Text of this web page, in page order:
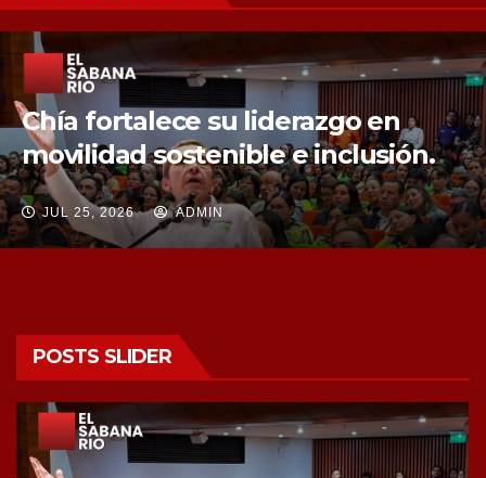
Chía fortalece la protección de sus
fuentes hídricas con la compra de
tres nuevos predios
JUL 25, 2026 ADMIN
POSTS SLIDER